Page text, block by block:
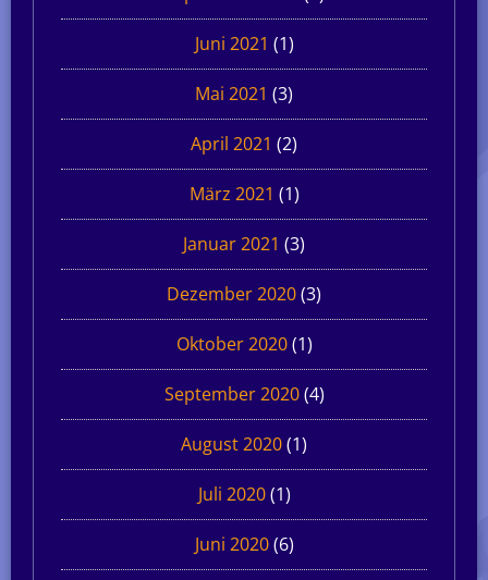
Juni 2021 (1)
Mai 2021 (3)
April 2021 (2)
März 2021 (1)
Januar 2021 (3)
Dezember 2020(3)
Oktober 2020(1)
September 2020(4)
August 2020(1)
Juli 2020(1)
Juni 2020(6)